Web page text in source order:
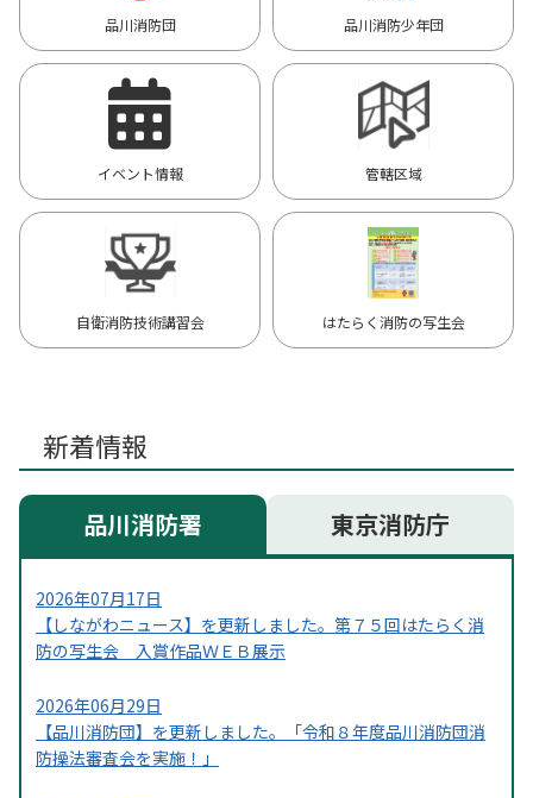
品川消防団 品川消防少年団
イベント情報 管轄区域
自衛消防技術講習会 はたらく消防の写生会
新着情報
品川消防署 東京消防庁
2026年07月17日
【しながわニュース】を更新しました。第７５回はたらく消
防の写生会 入賞作品ＷＥＢ展示
2026年06月29日
【品川消防団】を更新しました。「令和８年度品川消防団消
防操法審査会を実施！」